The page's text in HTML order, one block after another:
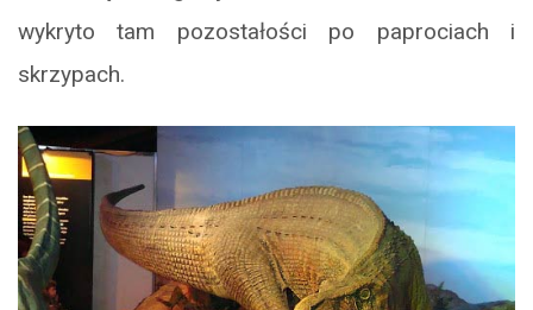
wykryto tam pozostałości po paprociach i
skrzypach.